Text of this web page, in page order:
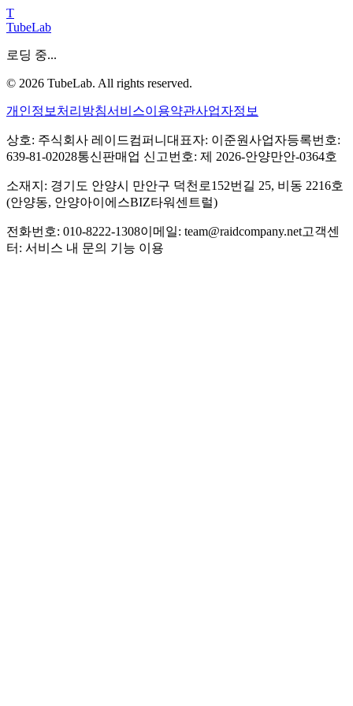
T
TubeLab
로딩 중...
© 2026 TubeLab. All rights reserved.
개인정보처리방침서비스이용약관사업자정보
상호: 주식회사 레이드컴퍼니 대표자: 이준원사업자등록번호:
639-81-02028통신판매업 신고번호: 제 2026-안양만안-0364호
소재지: 경기도 안양시 만안구 덕천로152번길 25, 비동 2216호
(안양동, 안양아이에스BIZ타워센트럴)
전화번호: 010-8222-1308이메일: team@raidcompany.net고객센
터: 서비스 내 문의 기능 이용